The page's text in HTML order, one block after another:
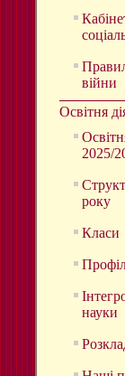
війни
Освітня
2025/
року
Класи
науки